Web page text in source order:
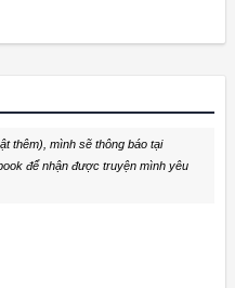
thêm), mình sẽ thông báo tại
để nhận được truyện mình yêu